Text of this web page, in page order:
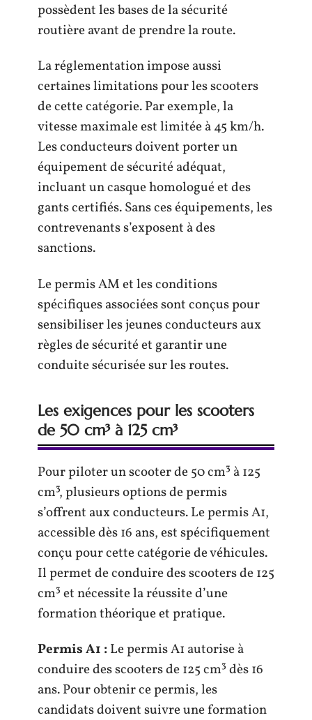
possèdent les bases de la sécurité
routière avant de prendre la route.
La réglementation impose aussi
certaines limitations pour les scooters
de cette catégorie. Par exemple, la
vitesse maximale est limitée à 45 km/h.
Les conducteurs doivent porter un
équipement de sécurité adéquat,
incluant un casque homologué et des
gants certifiés. Sans ces équipements, les
contrevenants s’exposent à des
sanctions.
Le permis AM et les conditions
spécifiques associées sont conçus pour
sensibiliser les jeunes conducteurs aux
règles de sécurité et garantir une
conduite sécurisée sur les routes.
Les exigences pour les scooters
de 50 cm³ à 125 cm³
Pour piloter un scooter de 50 cm³ à 125
cm³, plusieurs options de permis
s’offrent aux conducteurs. Le permis A1,
accessible dès 16 ans, est spécifiquement
conçu pour cette catégorie de véhicules.
Il permet de conduire des scooters de 125
cm³ et nécessite la réussite d’une
formation théorique et pratique.
Permis A1 :Le permis A1 autorise à
conduire des scooters de 125 cm³ dès 16
ans. Pour obtenir ce permis, les
candidats doivent suivre une formation